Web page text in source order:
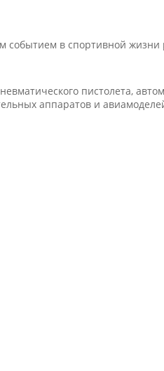
событием в спортивной жизни
пистолета,
аппаратов и